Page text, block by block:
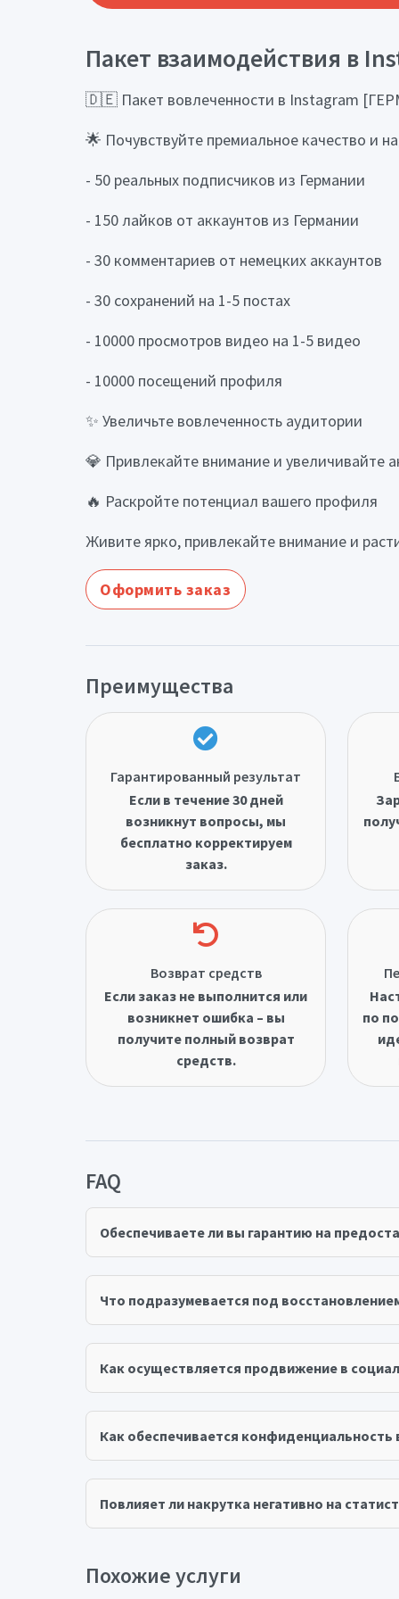
Пакет взаимодействия в
🇩🇪 Пакет вовлеченности в Instagram
🌟 Почувствуйте премиальное качество и
- 50 реальных подписчиков из Германии
- 150 лайков от аккаунтов из Германии
- 30 комментариев от немецких аккаунтов
- 30 сохранений на 1-5 постах
- 10000 просмотров видео на 1-5 видео
- 10000 посещений профиля
✨ Увеличьте вовлеченность аудитории
💎 Привлекайте внимание и увеличивайте
🔥 Раскройте потенциал вашего профиля
Живите ярко, привлекайте внимание и
Оформить заказ
Преимущества
Гарантированный результат
Если в течение 30 дней
возникнут вопросы, мы
бесплатно корректируем
заказ.
Возврат средств
Если заказ не выполнится или
возникнет ошибка – вы
получите полный возврат
средств.
по
FAQ
Обеспечиваете ли вы гарантию на
Что подразумевается под
Как осуществляется продвижение в
Как обеспечивается конфиденциальность
Повлияет ли накрутка негативно на
Похожие услуги